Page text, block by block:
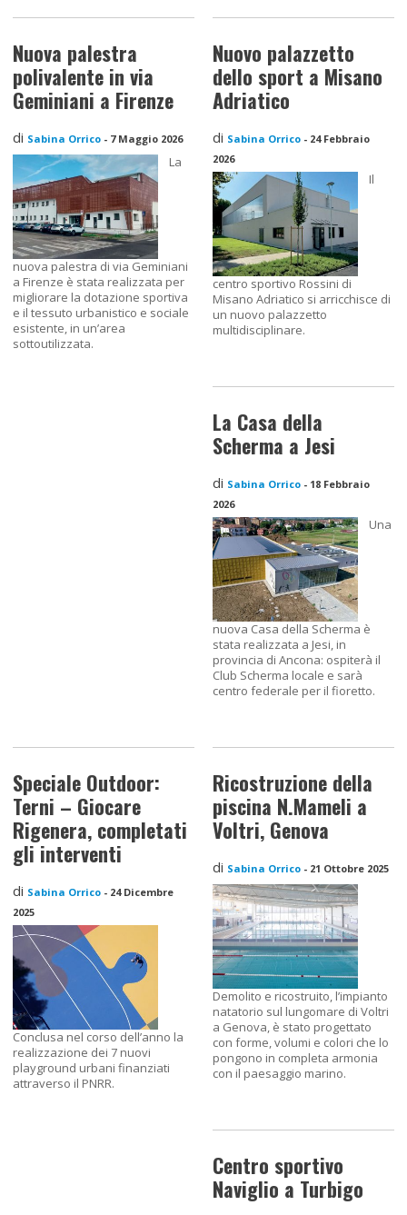
Nuova palestra
polivalente in via
Geminiani a Firenze
di Sabina Orrico - 7 Maggio 2026
La
nuova palestra di via Geminiani
a Firenze è stata realizzata per
migliorare la dotazione sportiva
e il tessuto urbanistico e sociale
esistente, in un’area
sottoutilizzata.
Nuovo palazzetto
dello sport a Misano
Adriatico
di Sabina Orrico - 24 Febbraio
2026
Il
centro sportivo Rossini di
Misano Adriatico si arricchisce di
un nuovo palazzetto
multidisciplinare.
La Casa della
Scherma a Jesi
di Sabina Orrico - 18 Febbraio
2026
Una
nuova Casa della Scherma è
stata realizzata a Jesi, in
provincia di Ancona: ospiterà il
Club Scherma locale e sarà
centro federale per il fioretto.
Speciale Outdoor:
Terni – Giocare
Rigenera, completati
gli interventi
di Sabina Orrico - 24 Dicembre
2025
Conclusa nel corso dell’anno la
realizzazione dei 7 nuovi
playground urbani finanziati
attraverso il PNRR.
Ricostruzione della
piscina N.Mameli a
Voltri, Genova
di Sabina Orrico - 21 Ottobre 2025
Demolito e ricostruito, l’impianto
natatorio sul lungomare di Voltri
a Genova, è stato progettato
con forme, volumi e colori che lo
pongono in completa armonia
con il paesaggio marino.
Centro sportivo
Naviglio a Turbigo